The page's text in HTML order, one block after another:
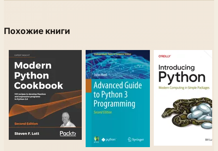
Похожие книги